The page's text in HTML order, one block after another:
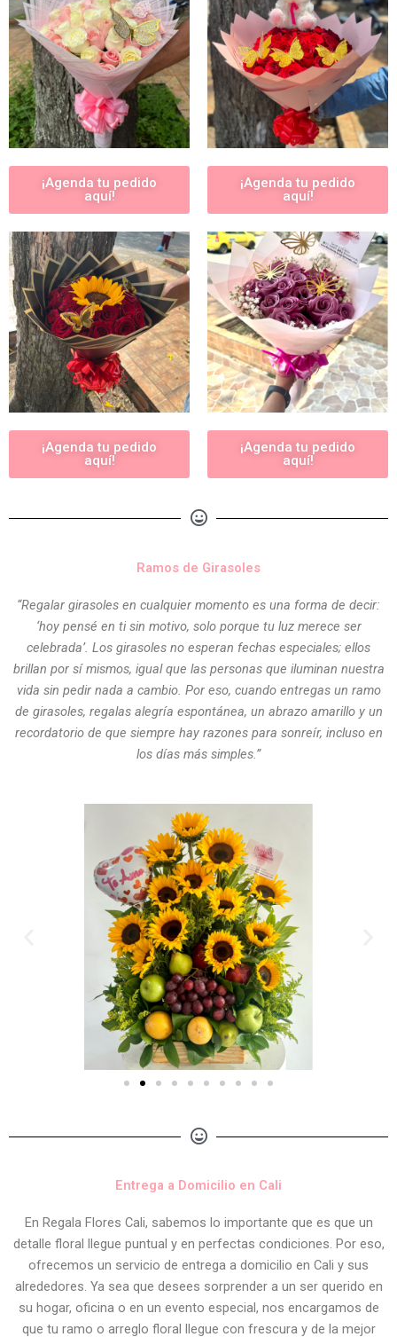
¡Agenda tu pedido
aquí!
¡Agenda tu pedido
aquí!
¡Agenda tu pedido
aquí!
¡Agenda tu pedido
aquí!
Ramos de Girasoles
“Regalar girasoles en cualquier momento es una forma de decir:
‘hoy pensé en ti sin motivo, solo porque tu luz merece ser
celebrada’. Los girasoles no esperan fechas especiales; ellos
brillan por sí mismos, igual que las personas que iluminan nuestra
vida sin pedir nada a cambio. Por eso, cuando entregas un ramo
de girasoles, regalas alegría espontánea, un abrazo amarillo y un
recordatorio de que siempre hay razones para sonreír, incluso en
los días más simples.”
Entrega a Domicilio en Cali
En Regala Flores Cali, sabemos lo importante que es que un
detalle floral llegue puntual y en perfectas condiciones. Por eso,
ofrecemos un servicio de entrega a domicilio en Cali y sus
alrededores. Ya sea que desees sorprender a un ser querido en
su hogar, oficina o en un evento especial, nos encargamos de
que tu ramo o arreglo floral llegue con frescura y de la mejor